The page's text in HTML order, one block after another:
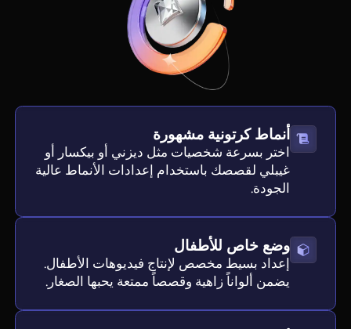
أنماط كرتونية مشهورة
اختر بسرعة شخصيات مثل ديزني أو بيكسار أو
غيبلي لقصصك باستخدام إعدادات الأنماط عالية
الجودة.
وضع خاص للأطفال
إعداد بسيط مخصص لإنتاج فيديوهات الأطفال.
يضمن ألواناً زاهية وقصصاً ممتعة يحبها الصغار.